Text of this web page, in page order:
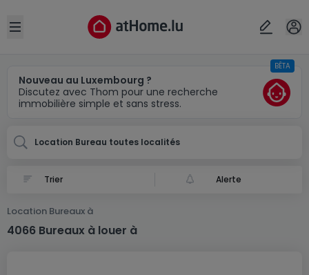
Open sidebar
Nouveau au Luxembourg ?
Discutez avec Thom pour une recherche
immobilière simple et sans stress.
BÊTA
Location Bureau toutes localités
Alerte
Location Bureaux à
4066 Bureaux à louer à
Localité(s)
Annuler OK